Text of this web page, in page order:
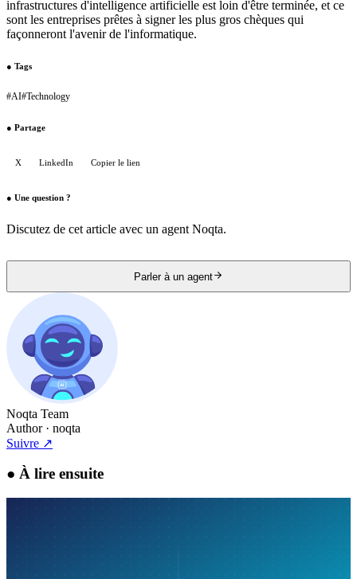
infrastructures d'intelligence artificielle est loin d'être terminée, et ce
sont les entreprises prêtes à signer les plus gros chèques qui
façonneront l'avenir de l'informatique.
● Tags
#AI#Technology
● Partage
X LinkedIn Copier le lien
● Une question ?
Discutez de cet article avec un agent Noqta.
Parler à un agent
Noqta Team
Author· noqta
Suivre ↗
● À lire ensuite